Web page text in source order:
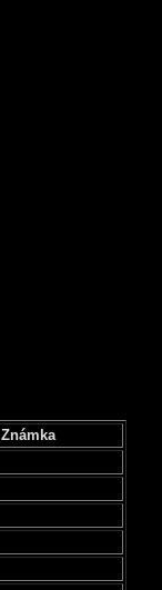
Známka